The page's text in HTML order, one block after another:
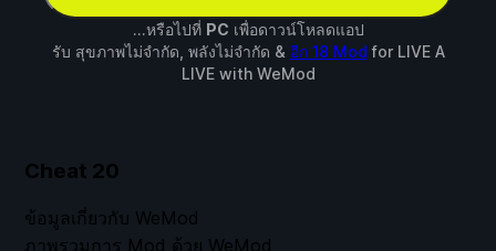
...หรือไปที่ PC เพื่อดาวน์โหลดแอป
รับ สุขภาพไม่จำกัด, พลังไม่จำกัด & อีก 18 Mod for LIVE A
LIVEwith WeMod
Cheat 20
ข้อมูลเกี่ยวกับ WeMod
ภาพรวมการ Mod ด้วย WeMod